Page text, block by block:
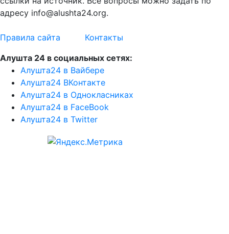
адресу info@alushta24.org.
Правила сайта
Контакты
Алушта 24 в социальных сетях:
Алушта24 в Вайбере
Алушта24 ВКонтакте
Алушта24 в Однокласниках
Алушта24 в FaceBook
Алушта24 в Twitter